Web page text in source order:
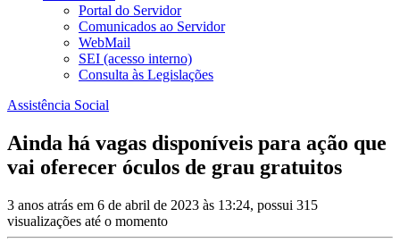
Portal do Servidor
Comunicados ao Servidor
WebMail
SEI (acesso interno)
Consulta às Legislações
Assistência Social
Ainda há vagas disponíveis para ação que
vai oferecer óculos de grau gratuitos
3 anos atrás em 6 de abril de 2023 às 13:24, possui 315
visualizações até o momento